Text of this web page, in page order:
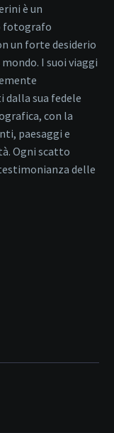
è un
fotografo
un forte desiderio
I suoi viaggi
dalla sua fedele
con la
paesaggi e
Ogni scatto
delle